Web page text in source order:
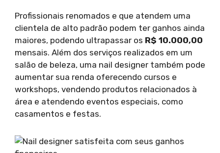
Profissionais renomados e que atendem uma
clientela de alto padrão podem ter ganhos ainda
maiores, podendo ultrapassar os R$ 10.000,00
mensais. Além dos serviços realizados em um
salão de beleza, uma nail designer também pode
aumentar sua renda oferecendo cursos e
workshops, vendendo produtos relacionados à
área e atendendo eventos especiais, como
casamentos e festas.